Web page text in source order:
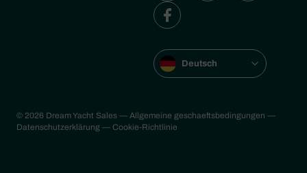
Deutsch
© 2026 Dream Yacht Sales — Allgemeine geschaeftsbedingungen —
Datenschutzerklärung — Cookie-Richtlinie